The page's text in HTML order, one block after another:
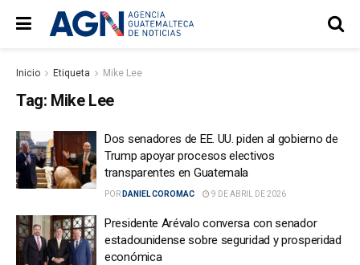
Inicio Etiqueta Mike Lee
Tag: Mike Lee
Dos senadores de EE. UU. piden al gobierno de
Trump apoyar procesos electivos
transparentes en Guatemala
POR DANIEL COROMAC 9 DE ABRIL DE 2026
Presidente Arévalo conversa con senador
estadounidense sobre seguridad y prosperidad
económica